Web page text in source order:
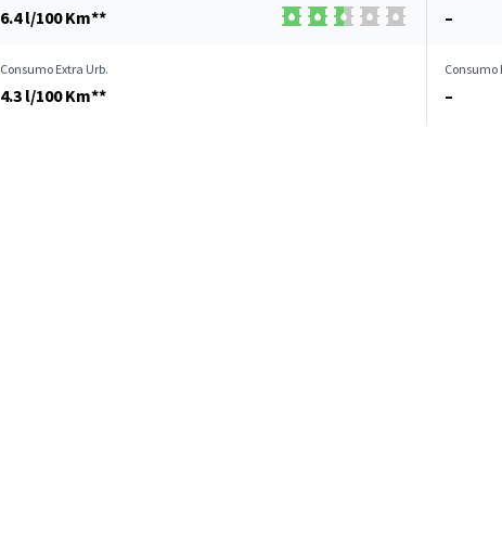
6.4 l/100 Km** –
Consumo Extra Urb.
4.3 l/100 Km**
Consumo
–